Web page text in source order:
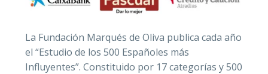
La Fundación Marqués de Oliva publica cada año
el “Estudio de los 500 Españoles más
Influyentes”. Constituido por 17 categorías y 500